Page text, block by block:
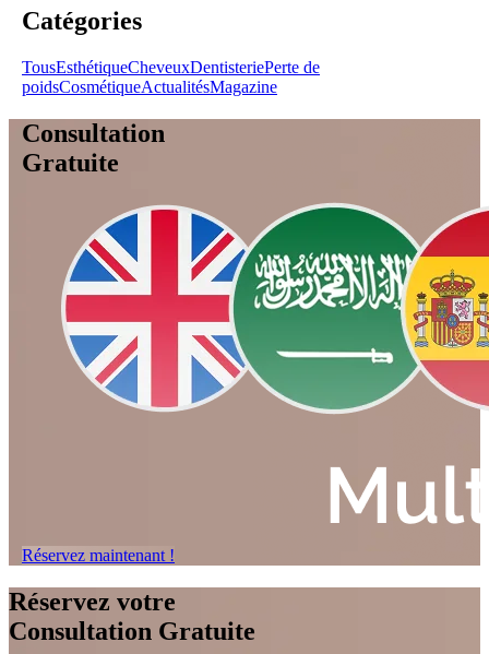
Catégories
TousEsthétiqueCheveuxDentisteriePerte de
poidsCosmétiqueActualitésMagazine
Consultation
Gratuite
Réservez maintenant !
Réservez votre
Consultation Gratuite